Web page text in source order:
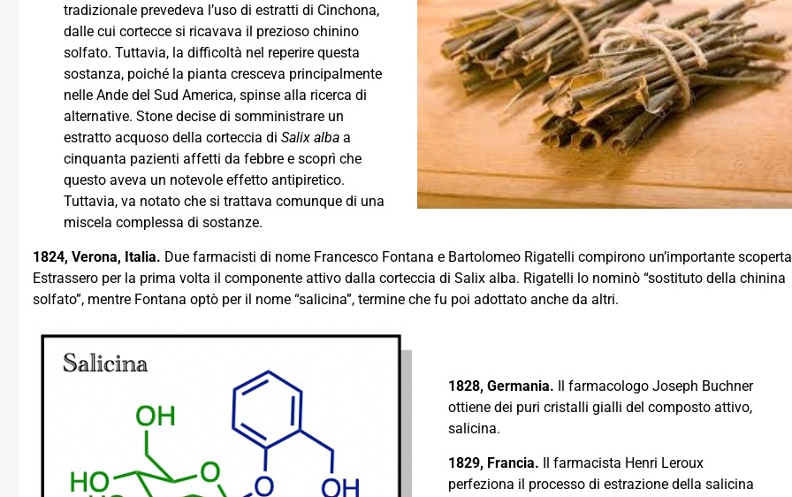
tradizionale prevedeva l’uso di estratti di Cinchona,
dalle cui cortecce si ricavava il prezioso chinino
solfato. Tuttavia, la difficoltà nel reperire questa
sostanza, poiché la pianta cresceva principalmente
nelle Ande del Sud America, spinse alla ricerca di
alternative. Stone decise di somministrare un
estratto acquoso della corteccia di Salix albaa
cinquanta pazienti affetti da febbre e scoprì che
questo aveva un notevole effetto antipiretico.
Tuttavia, va notato che si trattava comunque di una
miscela complessa di sostanze.
1824, Verona, Italia. Due farmacisti di nome Francesco Fontana e Bartolomeo Rigatelli compirono un’importante
Estrassero per la prima volta il componente attivo dalla corteccia di Salix alba. Rigatelli lo nominò “sostituto della chinina
solfato”, mentre Fontana optò per il nome “salicina”, termine che fu poi adottato anche da altri.
1828, Germania. Il farmacologo Joseph Buchner
ottiene dei puri cristalli gialli del composto attivo,
salicina.
1829, Francia. Il farmacista Henri Leroux
perfeziona il processo di estrazione della salicina